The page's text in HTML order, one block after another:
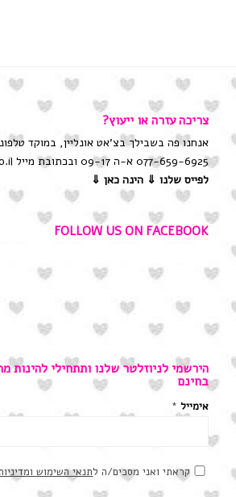
צריכה עזרה או ייעוץ?
אנחנו פה בשבילך בצ'אט אונליין, במוקד
077-659-6925 א-ה 09-17 ובכתובת מייל info@reel.co.il
לפייס שלנו ⇓ הינה כאן ⇓
FOLLOW US ON FACEBOOK
הירשמי לניוזלטר שלנו ותתחילי להינות
בחינם
אימייל *
קראתי ואני מסכים/ה לתנאי השימוש